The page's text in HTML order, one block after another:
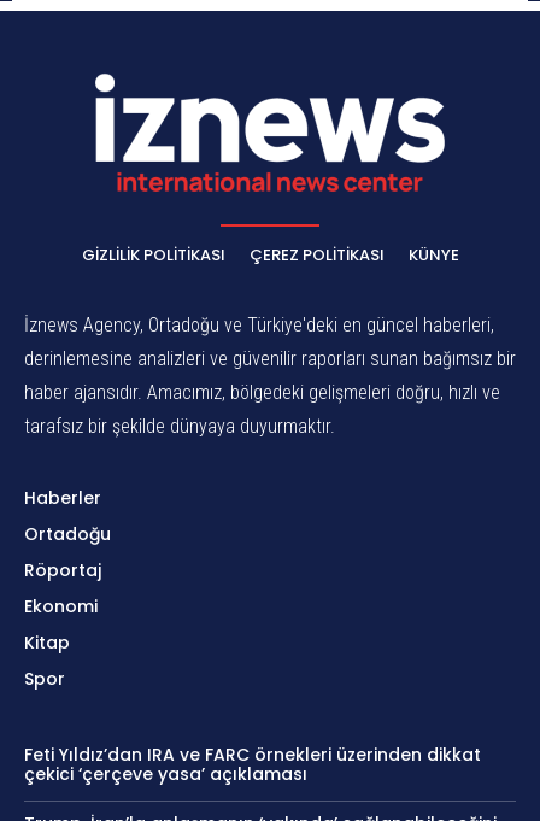
GIZLILIK POLITIKASI ÇEREZ POLITIKASI KÜNYE
İznews Agency, Ortadoğu ve Türkiye'deki en güncel haberleri,
derinlemesine analizleri ve güvenilir raporları sunan bağımsız bir
haber ajansıdır. Amacımız, bölgedeki gelişmeleri doğru, hızlı ve
tarafsız bir şekilde dünyaya duyurmaktır.
Haberler
Ortadoğu
Röportaj
Ekonomi
Kitap
Spor
Feti Yıldız’dan IRA ve FARC örnekleri üzerinden dikkat
çekici ‘çerçeve yasa’ açıklaması